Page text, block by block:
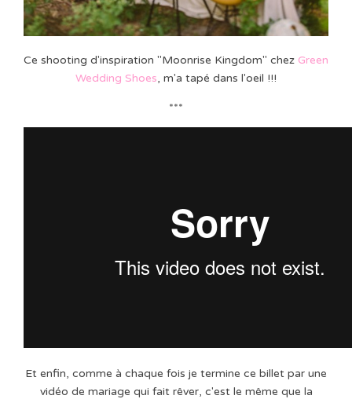
Ce shooting d'inspiration "Moonrise Kingdom" chez Green
Wedding Shoes, m'a tapé dans l'oeil !!!
***
Et enfin, comme à chaque fois je termine ce billet par une
vidéo de mariage qui fait rêver, c'est le même que la